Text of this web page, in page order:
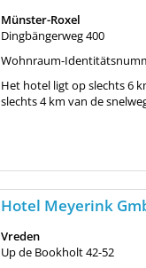
Münster-Roxel
Dingbängerweg 400
Wohnraum-
Het hotel ligt op slechts 6
slechts 4 km van de
Hotel Meyerink
Vreden
Up de Bookholt 42-52